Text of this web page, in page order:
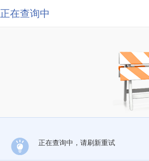
正在查询中
正在查询中，请刷新重试